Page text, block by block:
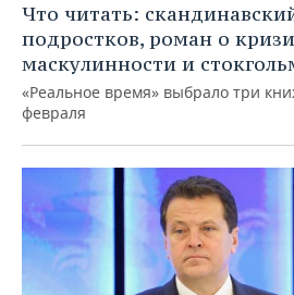
Что читать:
подростков, роман о
маскулинности и
«Реальное время» выбрало три
февраля